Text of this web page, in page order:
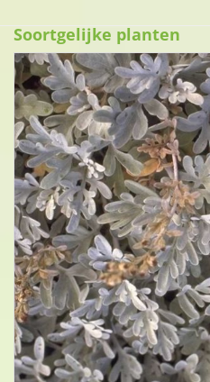
Soortgelijke planten